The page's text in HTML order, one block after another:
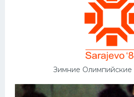
Зимние Олимпийские